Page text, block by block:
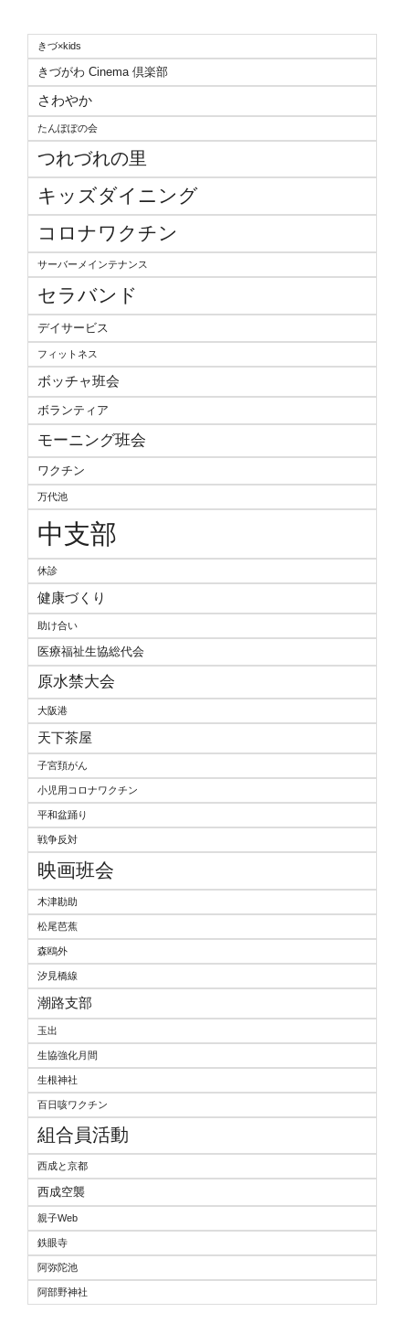
きづ×kids
きづがわ Cinema 倶楽部
さわやか
たんぽぽの会
つれづれの里
キッズダイニング
コロナワクチン
サーバーメインテナンス
セラバンド
デイサービス
フィットネス
ボッチャ班会
ボランティア
モーニング班会
ワクチン
万代池
中支部
休診
健康づくり
助け合い
医療福祉生協総代会
原水禁大会
大阪港
天下茶屋
子宮頚がん
小児用コロナワクチン
平和盆踊り
戦争反対
映画班会
木津勘助
松尾芭蕉
森鴎外
汐見橋線
潮路支部
玉出
生協強化月間
生根神社
百日咳ワクチン
組合員活動
西成と京都
西成空襲
親子Web
鉄眼寺
阿弥陀池
阿部野神社